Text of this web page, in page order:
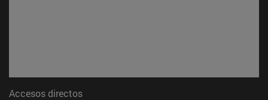
Accesos directos